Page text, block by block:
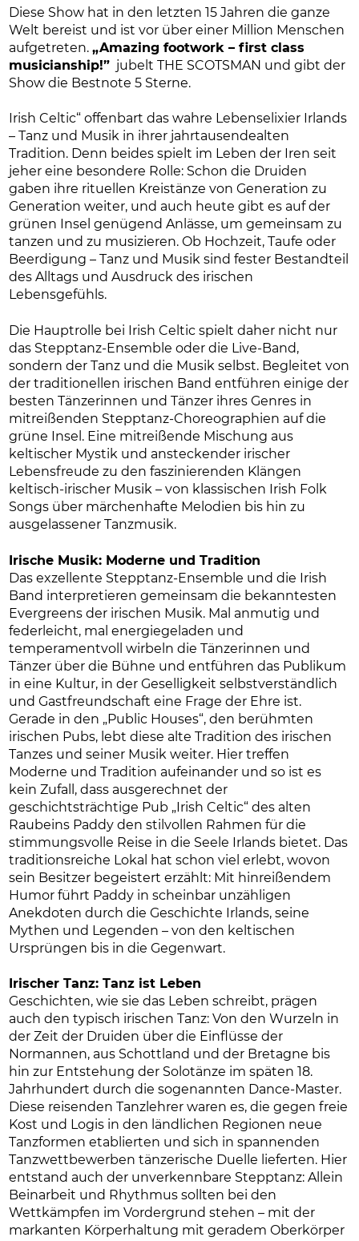
Diese Show hat in den letzten 15 Jahren die ganze
Welt bereist und ist vor über einer Million Menschen
aufgetreten.„Amazing footwork – first class
musicianship!” jubelt THE SCOTSMAN und gibt der
Show die Bestnote 5 Sterne.
Irish Celtic“ offenbart das wahre Lebenselixier Irlands
– Tanz und Musik in ihrer jahrtausendealten
Tradition. Denn beides spielt im Leben der Iren seit
jeher eine besondere Rolle: Schon die Druiden
gaben ihre rituellen Kreistänze von Generation zu
Generation weiter, und auch heute gibt es auf der
grünen Insel genügend Anlässe, um gemeinsam zu
tanzen und zu musizieren. Ob Hochzeit, Taufe oder
Beerdigung – Tanz und Musik sind fester Bestandteil
des Alltags und Ausdruck des irischen
Lebensgefühls.
Die Hauptrolle bei Irish Celtic spielt daher nicht nur
das Stepptanz-Ensemble oder die Live-Band,
sondern der Tanz und die Musik selbst. Begleitet von
der traditionellen irischen Band entführen einige der
besten Tänzerinnen und Tänzer ihres Genres in
mitreißenden Stepptanz-Choreographien auf die
grüne Insel. Eine mitreißende Mischung aus
keltischer Mystik und ansteckender irischer
Lebensfreude zu den faszinierenden Klängen
keltisch-irischer Musik – von klassischen Irish Folk
Songs über märchenhafte Melodien bis hin zu
ausgelassener Tanzmusik.
Irische Musik: Moderne und Tradition
Das exzellente Stepptanz-Ensemble und die Irish
Band interpretieren gemeinsam die bekanntesten
Evergreens der irischen Musik. Mal anmutig und
federleicht, mal energiegeladen und
temperamentvoll wirbeln die Tänzerinnen und
Tänzer über die Bühne und entführen das Publikum
in eine Kultur, in der Geselligkeit selbstverständlich
und Gastfreundschaft eine Frage der Ehre ist.
Gerade in den „Public Houses“, den berühmten
irischen Pubs, lebt diese alte Tradition des irischen
Tanzes und seiner Musik weiter. Hier treffen
Moderne und Tradition aufeinander und so ist es
kein Zufall, dass ausgerechnet der
geschichtsträchtige Pub „Irish Celtic“ des alten
Raubeins Paddy den stilvollen Rahmen für die
stimmungsvolle Reise in die Seele Irlands bietet. Das
traditionsreiche Lokal hat schon viel erlebt, wovon
sein Besitzer begeistert erzählt: Mit hinreißendem
Humor führt Paddy in scheinbar unzähligen
Anekdoten durch die Geschichte Irlands, seine
Mythen und Legenden – von den keltischen
Ursprüngen bis in die Gegenwart.
Irischer Tanz: Tanz ist Leben
Geschichten, wie sie das Leben schreibt, prägen
auch den typisch irischen Tanz: Von den Wurzeln in
der Zeit der Druiden über die Einflüsse der
Normannen, aus Schottland und der Bretagne bis
hin zur Entstehung der Solotänze im späten 18.
Jahrhundert durch die sogenannten Dance-Master.
Diese reisenden Tanzlehrer waren es, die gegen freie
Kost und Logis in den ländlichen Regionen neue
Tanzformen etablierten und sich in spannenden
Tanzwettbewerben tänzerische Duelle lieferten. Hier
entstand auch der unverkennbare Stepptanz: Allein
Beinarbeit und Rhythmus sollten bei den
Wettkämpfen im Vordergrund stehen – mit der
markanten Körperhaltung mit geradem Oberkörper